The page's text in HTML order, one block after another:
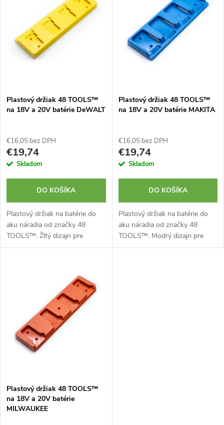
n
p
r
o
d
u
k
p
r
o
d
k
t
Plastový držiak 48 TOOLS™
na 18V a 20V batérie DeWALT
€16,05 bez DPH
€19,74
Skladom
DO KOŠÍKA
Plastový držiak na batérie do
aku náradia od značky 48
TOOLS™. Žltý dizajn pre
DeWALT 18V/20V batérie.
Plastový držiak 48 TOOLS™
na 18V a 20V batérie MAKITA
€16,05 bez DPH
€19,74
Skladom
DO KOŠÍKA
Plastový držiak na batérie do
aku náradia od značky 48
TOOLS™. Modrý dizajn pre
MAKITA 18V a 20V batérie.
Plastový držiak 48 TOOLS™
na 18V a 20V batérie
MILWAUKEE